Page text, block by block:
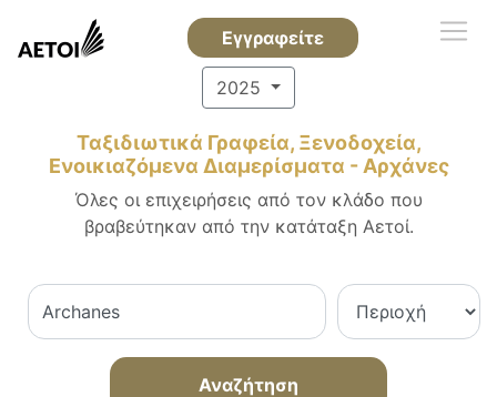
Εγγραφείτε
2025
Ταξιδιωτικά Γραφεία, Ξενοδοχεία,
Ενοικιαζόμενα Διαμερίσματα - Αρχάνες
Όλες οι επιχειρήσεις από τον κλάδο που
βραβεύτηκαν από την κατάταξη Αετοί.
Αναζήτηση